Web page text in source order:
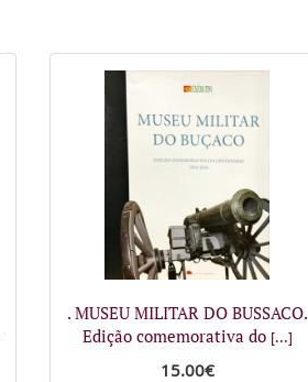
. MUSEU MILITAR DO BUSSACO.
Edição comemorativa do [...]
15.00€